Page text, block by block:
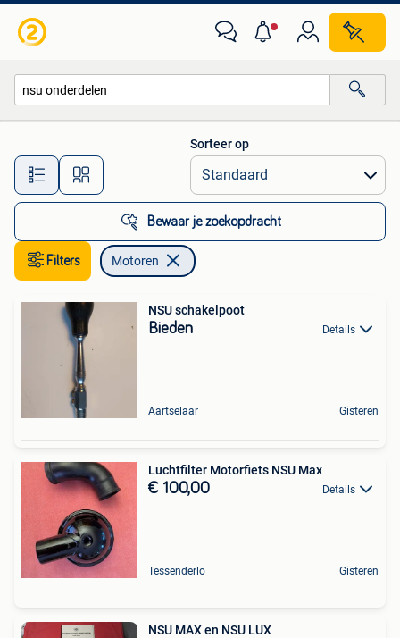
Alle afstanden…
Sorteer op
Bewaar je zoekopdracht
Filters Motoren
NSU schakelpoot
Bieden Details
Aartselaar Gisteren
Luchtfilter Motorfiets NSU Max
€ 100,00 Details
Tessenderlo Gisteren
NSU MAX en NSU LUX